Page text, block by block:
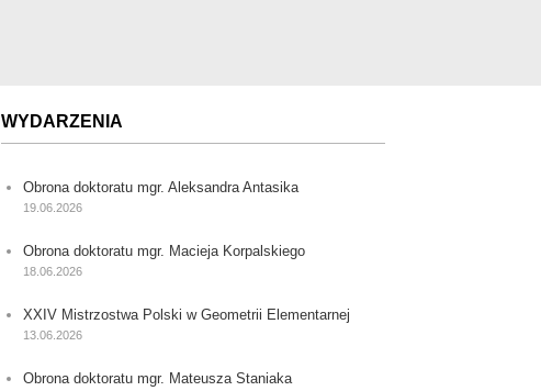
WYDARZENIA
Obrona doktoratu mgr. Aleksandra Antasika
19.06.2026
Obrona doktoratu mgr. Macieja Korpalskiego
18.06.2026
XXIV Mistrzostwa Polski w Geometrii Elementarnej
13.06.2026
Obrona doktoratu mgr. Mateusza Staniaka